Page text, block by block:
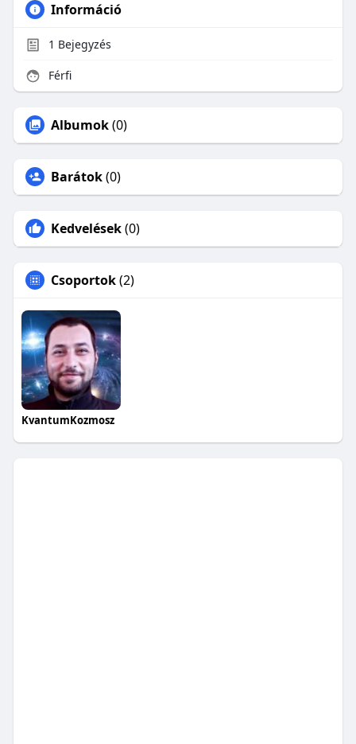
Információ
1 Bejegyzés
Férfi
Albumok(0)
Barátok(0)
Kedvelések(0)
Csoportok(2)
KvantumKozmosz